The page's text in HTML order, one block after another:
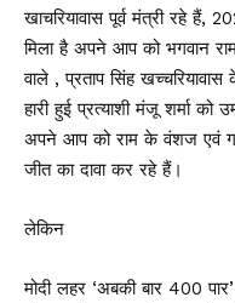
खाचरियावास पूर्व मंत्री रहे हैं,
मिला है अपने आप को भगवान
वाले , प्रताप सिंह
हारी हुई प्रत्याशी मंजू शर्मा को
अपने आप को राम के वंशज एवं
जीत का दावा कर रहे हैं।
लेकिन
मोदी लहर ‘अबकी बार 400